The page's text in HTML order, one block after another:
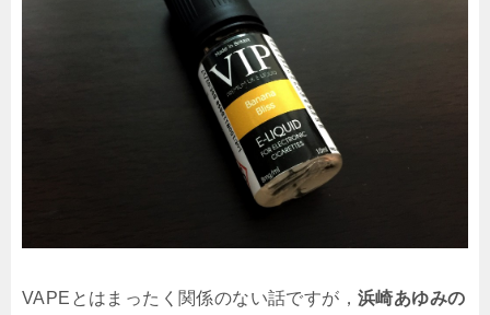
VAPEとはまったく関係のない話ですが， 浜崎あゆみの